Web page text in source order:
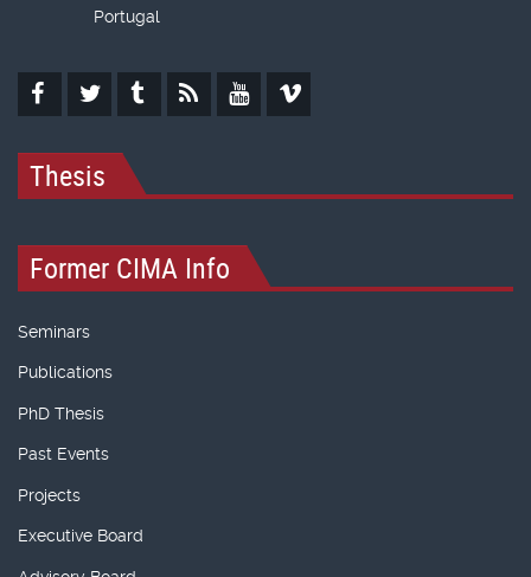
Portugal
Thesis
Former CIMA Info
Seminars
Publications
PhD Thesis
Past Events
Projects
Executive Board